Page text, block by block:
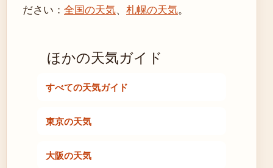
ださい： 全国の天気、 札幌の天気。
ほかの天気ガイド
すべての天気ガイド
東京の天気
大阪の天気